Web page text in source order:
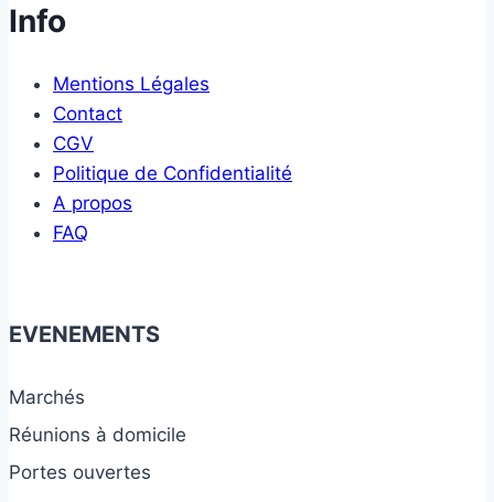
Info
Mentions Légales
Contact
CGV
Politique de Confidentialité
A propos
FAQ
EVENEMENTS
Marchés
Réunions à domicile
Portes ouvertes